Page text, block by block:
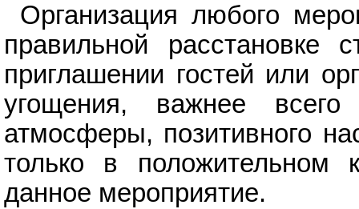
Организация любого
правильной расстановке
приглашении гостей или
угощения, важнее
атмосферы, позитивного
только в положительном
данное мероприятие.